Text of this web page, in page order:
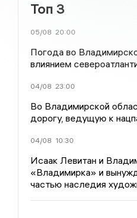
Топ 3
05/08 20:00
Погода во
влиянием
04/08 23:00
Во Владимирской
дорогу, ведущую к
04/08 10:30
Исаак Левитан и
«Владимирка» и
частью наследия